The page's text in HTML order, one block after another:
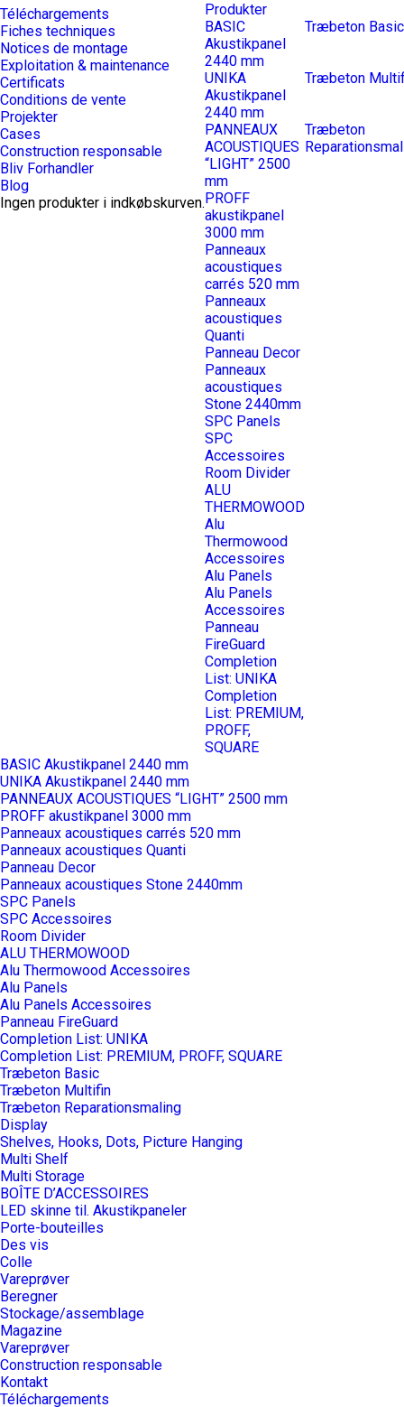
Téléchargements
Fiches techniques
Notices de montage
Exploitation & maintenance
Certificats
Conditions de vente
Projekter
Cases
Construction responsable
Bliv Forhandler
Blog
Ingen produkter i indkøbskurven.
Produkter
BASIC
Akustikpanel
2440 mm
UNIKA
Akustikpanel
2440 mm
PANNEAUX
ACOUSTIQUES
“LIGHT” 2500
mm
PROFF
akustikpanel
3000 mm
Panneaux
acoustiques
carrés 520 mm
Panneaux
acoustiques
Quanti
Panneau Decor
Panneaux
acoustiques
Stone 2440mm
SPC Panels
SPC
Accessoires
Room Divider
ALU
THERMOWOOD
Alu
Thermowood
Accessoires
Alu Panels
Alu Panels
Accessoires
Panneau
FireGuard
Completion
List: UNIKA
Completion
List: PREMIUM,
PROFF,
SQUARE
Træbeton Basic
Træbeton
Træbeton
BASIC Akustikpanel 2440 mm
UNIKA Akustikpanel 2440 mm
PANNEAUX ACOUSTIQUES “LIGHT” 2500 mm
PROFF akustikpanel 3000 mm
Panneaux acoustiques carrés 520 mm
Panneaux acoustiques Quanti
Panneau Decor
Panneaux acoustiques Stone 2440mm
SPC Panels
SPC Accessoires
Room Divider
ALU THERMOWOOD
Alu Thermowood Accessoires
Alu Panels
Alu Panels Accessoires
Panneau FireGuard
Completion List: UNIKA
Completion List: PREMIUM, PROFF, SQUARE
Træbeton Basic
Træbeton Multifin
Træbeton Reparationsmaling
Display
Shelves, Hooks, Dots, Picture Hanging
Multi Shelf
Multi Storage
BOÎTE D’ACCESSOIRES
LED skinne til. Akustikpaneler
Porte-bouteilles
Des vis
Colle
Vareprøver
Beregner
Stockage/assemblage
Magazine
Vareprøver
Construction responsable
Kontakt
Téléchargements